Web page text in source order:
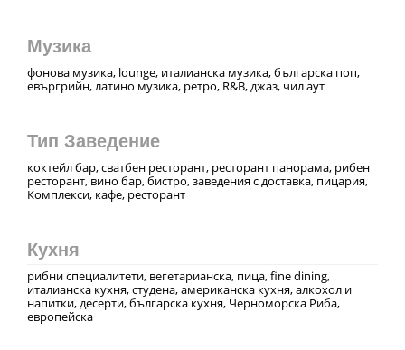
Музика
фонова музика, lounge, италианска музика, българска поп,
евъргрийн, латино музика, ретро, R&B, джаз, чил аут
Тип Заведение
коктейл бар, сватбен ресторант, ресторант панорама, рибен
ресторант, вино бар, бистро, заведения с доставка, пицария,
Комплекси, кафе, ресторант
Кухня
рибни специалитети, вегeтарианска, пица, fine dining,
италианска кухня, студена, американска кухня, алкохол и
напитки, десерти, българска кухня, Черноморска Риба,
европейска